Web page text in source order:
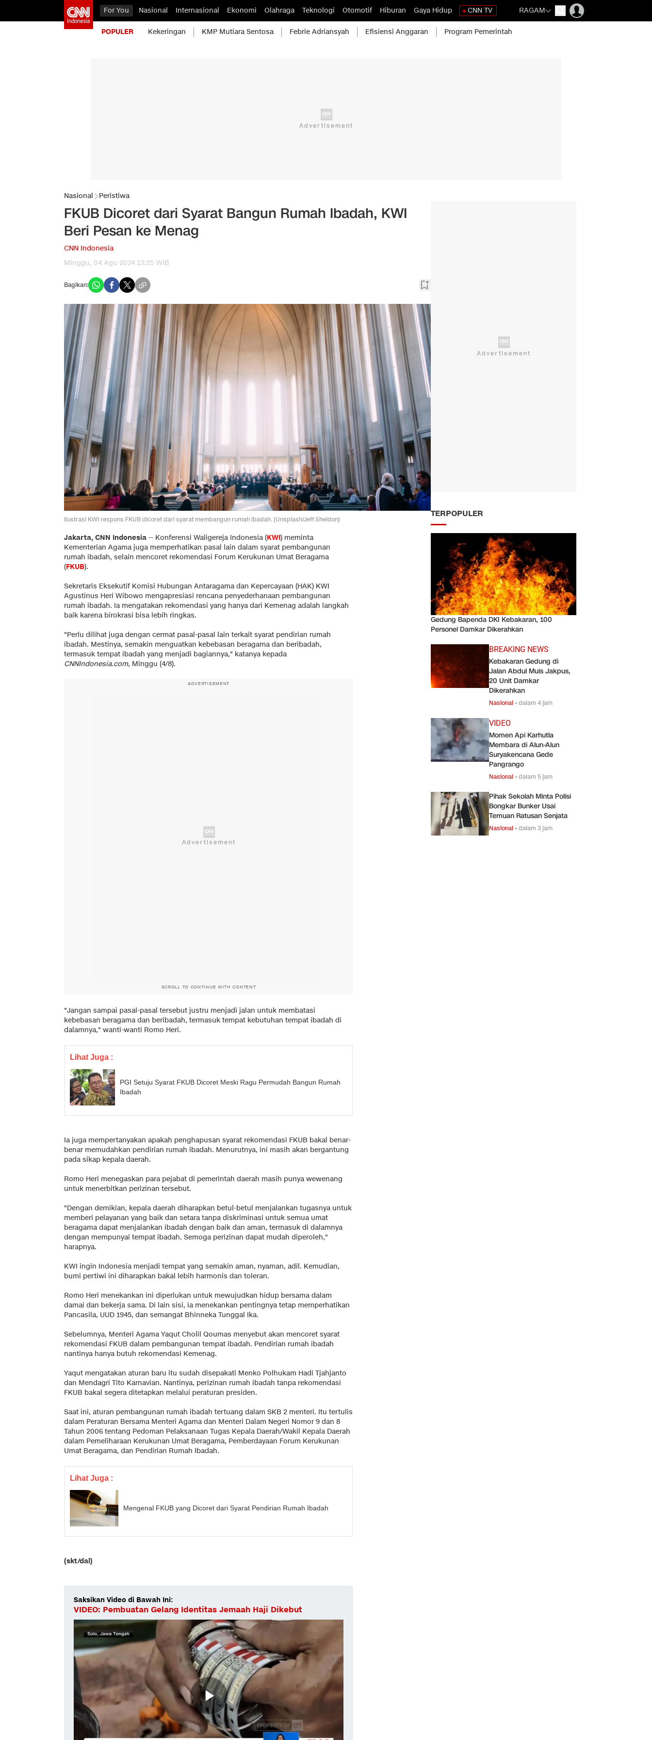
For You Nasional Internasional Ekonomi Olahraga Teknologi Otomotif Hiburan Gaya Hidup CNN TV RAGAM
POPULER Kekeringan KMP Mutiara Sentosa Febrie Adriansyah Efisiensi Anggaran Program Pemerintah
Nasional Peristiwa
FKUB Dicoret dari Syarat Bangun Rumah Ibadah, KWI
Beri Pesan ke Menag
CNN Indonesia
Minggu, 04 Agu 2024 13:25 WIB
Bagikan:
llustrasi KWI respons FKUB dicoret dari syarat membangun rumah ibadah. (Unsplash/Jeff Sheldon)
Jakarta, CNN Indonesia -- Konferensi Waligereja Indonesia (KWI) meminta
Kementerian Agama juga memperhatikan pasal lain dalam syarat pembangunan
rumah ibadah, selain mencoret rekomendasi Forum Kerukunan Umat Beragama
(FKUB).
Sekretaris Eksekutif Komisi Hubungan Antaragama dan Kepercayaan (HAK) KWI
Agustinus Heri Wibowo mengapresiasi rencana penyederhanaan pembangunan
rumah ibadah. Ia mengatakan rekomendasi yang hanya dari Kemenag adalah langkah
baik karena birokrasi bisa lebih ringkas.
"Perlu dilihat juga dengan cermat pasal-pasal lain terkait syarat pendirian rumah
ibadah. Mestinya, semakin menguatkan kebebasan beragama dan beribadah,
termasuk tempat ibadah yang menjadi bagiannya," katanya kepada
CNNIndonesia.com, Minggu (4/8).
ADVERTISEMENT
SCROLL TO CONTINUE WITH CONTENT
"Jangan sampai pasal-pasal tersebut justru menjadi jalan untuk membatasi
kebebasan beragama dan beribadah, termasuk tempat kebutuhan tempat ibadah di
dalamnya," wanti-wanti Romo Heri.
Lihat Juga :
PGI Setuju Syarat FKUB Dicoret Meski Ragu Permudah Bangun Rumah
Ibadah
Ia juga mempertanyakan apakah penghapusan syarat rekomendasi FKUB bakal benar-
benar memudahkan pendirian rumah ibadah. Menurutnya, ini masih akan bergantung
pada sikap kepala daerah.
Romo Heri menegaskan para pejabat di pemerintah daerah masih punya wewenang
untuk menerbitkan perizinan tersebut.
"Dengan demikian, kepala daerah diharapkan betul-betul menjalankan tugasnya untuk
memberi pelayanan yang baik dan setara tanpa diskriminasi untuk semua umat
beragama dapat menjalankan ibadah dengan baik dan aman, termasuk di dalamnya
dengan mempunyai tempat ibadah. Semoga perizinan dapat mudah diperoleh,"
harapnya.
KWI ingin Indonesia menjadi tempat yang semakin aman, nyaman, adil. Kemudian,
bumi pertiwi ini diharapkan bakal lebih harmonis dan toleran.
Romo Heri menekankan ini diperlukan untuk mewujudkan hidup bersama dalam
damai dan bekerja sama. Di lain sisi, ia menekankan pentingnya tetap memperhatikan
Pancasila, UUD 1945, dan semangat Bhinneka Tunggal Ika.
Sebelumnya, Menteri Agama Yaqut Cholil Qoumas menyebut akan mencoret syarat
rekomendasi FKUB dalam pembangunan tempat ibadah. Pendirian rumah ibadah
nantinya hanya butuh rekomendasi Kemenag.
Yaqut mengatakan aturan baru itu sudah disepakati Menko Polhukam Hadi Tjahjanto
dan Mendagri Tito Karnavian. Nantinya, perizinan rumah ibadah tanpa rekomendasi
FKUB bakal segera ditetapkan melalui peraturan presiden.
Saat ini, aturan pembangunan rumah ibadah tertuang dalam SKB 2 menteri. Itu tertulis
dalam Peraturan Bersama Menteri Agama dan Menteri Dalam Negeri Nomor 9 dan 8
Tahun 2006 tentang Pedoman Pelaksanaan Tugas Kepala Daerah/Wakil Kepala Daerah
dalam Pemeliharaan Kerukunan Umat Beragama, Pemberdayaan Forum Kerukunan
Umat Beragama, dan Pendirian Rumah Ibadah.
Lihat Juga :
Mengenal FKUB yang Dicoret dari Syarat Pendirian Rumah Ibadah
(skt/dal)
Saksikan Video di Bawah Ini:
VIDEO: Pembuatan Gelang Identitas Jemaah Haji Dikebut
TERPOPULER
Gedung Bapenda DKI Kebakaran, 100
Personel Damkar Dikerahkan
BREAKING NEWS
Kebakaran Gedung di
Jalan Abdul Muis Jakpus,
20 Unit Damkar
Dikerahkan
Nasional •dalam 4 jam
VIDEO
Momen Api Karhutla
Membara di Alun-Alun
Suryakencana Gede
Pangrango
Nasional •dalam 5 jam
Pihak Sekolah Minta Polisi
Bongkar Bunker Usai
Temuan Ratusan Senjata
Nasional •dalam 3 jam